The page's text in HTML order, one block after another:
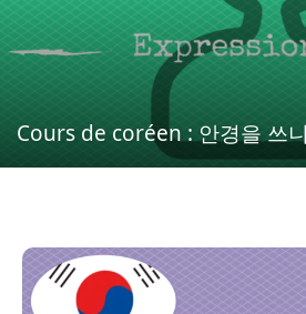
Cours de coréen : 안경을 쓰